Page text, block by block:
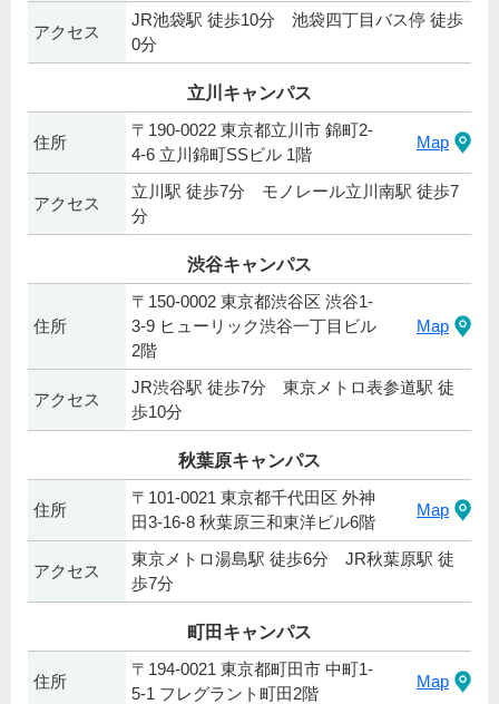
アクセス
JR池袋駅 徒歩10分 池袋四丁目バス停 徒歩
0分
立川キャンパス
住所
〒190-0022 東京都立川市 錦町2-
4-6 立川錦町SSビル 1階
Map
アクセス
立川駅 徒歩7分 モノレール立川南駅 徒歩7
分
渋谷キャンパス
住所
〒150-0002 東京都渋谷区 渋谷1-
3-9 ヒューリック渋谷一丁目ビル
2階
Map
アクセス
JR渋谷駅 徒歩7分 東京メトロ表参道駅 徒
歩10分
秋葉原キャンパス
住所
〒101-0021 東京都千代田区 外神
田3-16-8 秋葉原三和東洋ビル6階
Map
アクセス
東京メトロ湯島駅 徒歩6分 JR秋葉原駅 徒
歩7分
町田キャンパス
住所
〒194-0021 東京都町田市 中町1-
5‐1 フレグラント町田2階
Map